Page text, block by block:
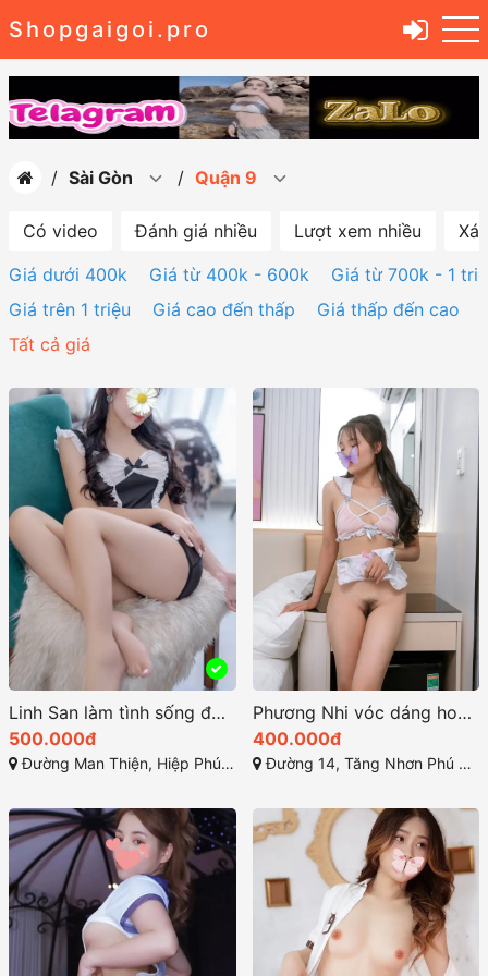
Shopgaigoi.pro
Sài Gòn Quận 9
Có video Đánh giá nhiều Lượt xem nhiều
Giá dưới 400k
Giá từ 400k - 600k
Giá từ 700k - 1
Giá trên 1 triệu
Giá cao đến thấp
Giá thấp đến cao
Tất cả giá
Linh San làm tình sống động sexy body ngực thật siêu yêu
500.000đ
Đường Man Thiện, Hiệp Phú, Quận 9, Thành phố Hồ Chí Minh
Phương Nhi vóc dáng hoàn hảo, với những đường cong mềm mại
400.000đ
Đường 14, Tăng Nhơn Phú B, Quận 9, Thành phố Hồ Chí Minh